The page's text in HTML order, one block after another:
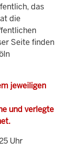
das
die
Seite finden
jeweiligen
und verlegte
Uhr